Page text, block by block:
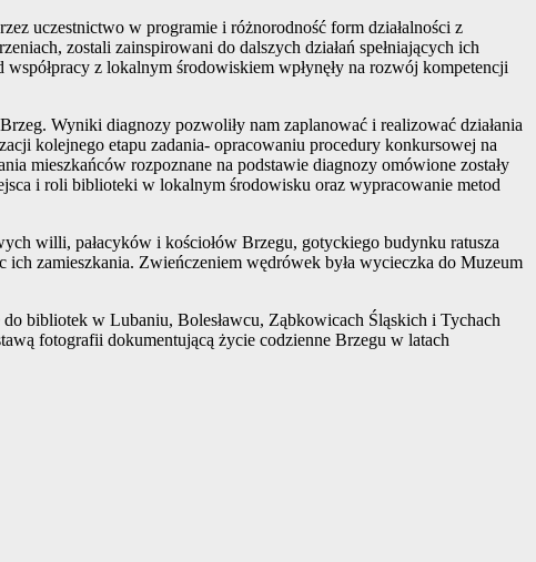
uczestnictwo w programie i różnorodność form działalności z
zostali zainspirowani do dalszych działań spełniających ich
z lokalnym środowiskiem wpłynęły na rozwój kompetencji
Wyniki diagnozy pozwoliły nam zaplanować i realizować działania
kolejnego etapu zadania- opracowaniu procedury konkursowej na
mieszkańców rozpoznane na podstawie diagnozy omówione zostały
i roli biblioteki w lokalnym środowisku oraz wypracowanie metod
willi, pałacyków i kościołów Brzegu, gotyckiego budynku ratusza
ich zamieszkania. Zwieńczeniem wędrówek była wycieczka do Muzeum
bibliotek w Lubaniu, Bolesławcu, Ząbkowicach Śląskich i Tychach
fotografii dokumentującą życie codzienne Brzegu w latach